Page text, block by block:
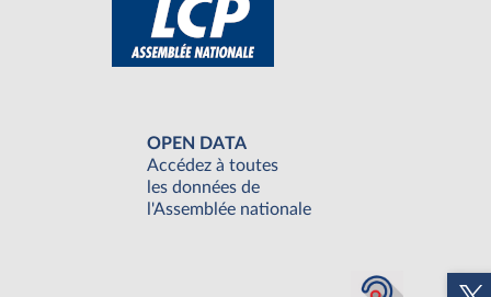
OPEN DATA
Accédez à toutes
les données de
l'Assemblée nationale